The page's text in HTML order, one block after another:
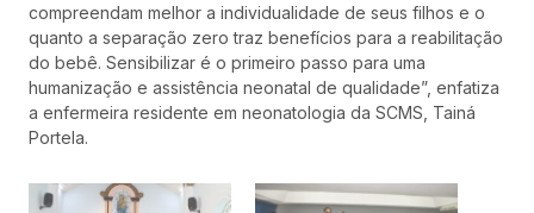
compreendam melhor a individualidade de seus filhos e o
quanto a separação zero traz benefícios para a reabilitação
do bebê. Sensibilizar é o primeiro passo para uma
humanização e assistência neonatal de qualidade”, enfatiza
a enfermeira residente em neonatologia da SCMS, Tainá
Portela.